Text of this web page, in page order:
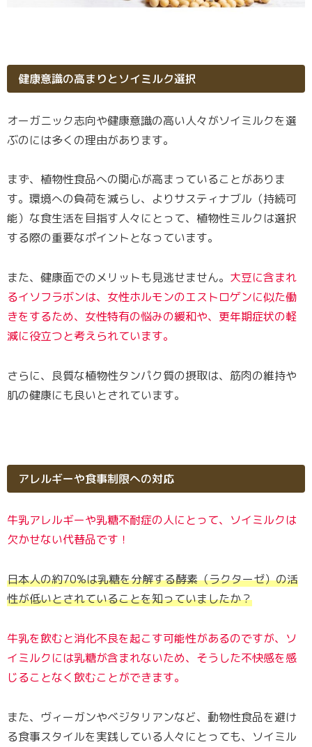
健康意識の高まりとソイミルク選択
オーガニック志向や健康意識の高い人々がソイミルクを選
ぶのには多くの理由があります。
まず、植物性食品への関心が高まっていることがありま
す。環境への負荷を減らし、よりサスティナブル（持続可
能）な食生活を目指す人々にとって、植物性ミルクは選択
する際の重要なポイントとなっています。
また、健康面でのメリットも見逃せません。 大豆に含まれ
るイソフラボンは、女性ホルモンのエストロゲンに似た働
きをするため、女性特有の悩みの緩和や、更年期症状の軽
減に役立つと考えられています。
さらに、良質な植物性タンパク質の摂取は、筋肉の維持や
肌の健康にも良いとされています。
アレルギーや食事制限への対応
牛乳アレルギーや乳糖不耐症の人にとって、ソイミルクは
欠かせない代替品です！
日本人の約70%は乳糖を分解する酵素（ラクターゼ）の活
性が低いとされていることを知っていましたか？
牛乳を飲むと消化不良を起こす可能性があるのですが、ソ
イミルクには乳糖が含まれないため、そうした不快感を感
じることなく飲むことができます。
また、ヴィーガンやベジタリアンなど、動物性食品を避け
る食事スタイルを実践している人々にとっても、ソイミル